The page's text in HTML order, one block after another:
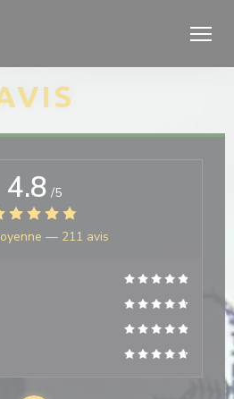
en matière de cookies
4.8 /5
— 211 avis